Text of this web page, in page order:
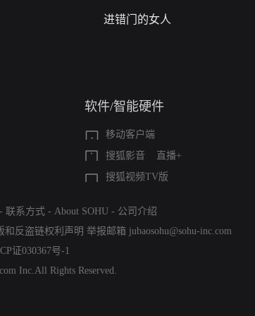
进错门的女人
软件/智能硬件
移动客户端
搜狐影音
直播+
搜狐视频TV版
- 联系方式 - About SOHU - 公司介绍
和反盗链权利声明 举报邮箱 jubaosohu@sohu-inc.com
证030367号-1
Inc.All Rights Reserved.